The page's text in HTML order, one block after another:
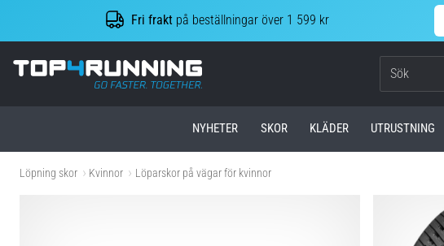
Fri frakt på beställningar över 1 599 kr
Top4Running.se
NYHETER SKOR KLÄDER UTRUSTNING
Löpning skor Kvinnor Löparskor på vägar för kvinnor